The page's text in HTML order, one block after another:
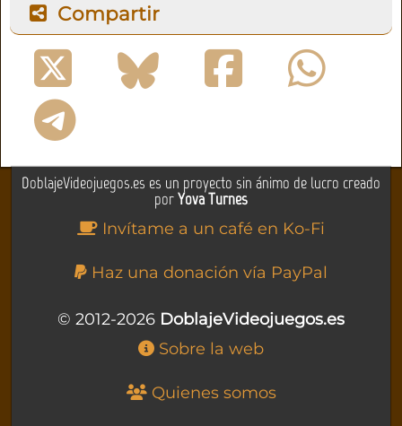
Compartir
DoblajeVideojuegos.es es un proyecto sin ánimo de lucro creado
porYova Turnes
Invítame a un café en Ko-Fi
Haz una donación vía PayPal
© 2012-2026 DoblajeVideojuegos.es
Sobre la web
Quienes somos